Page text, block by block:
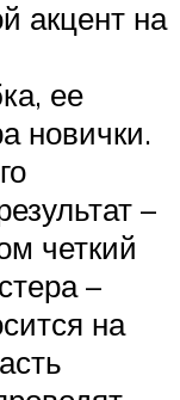
акцент на
ее
новички.
–
четкий
–
на